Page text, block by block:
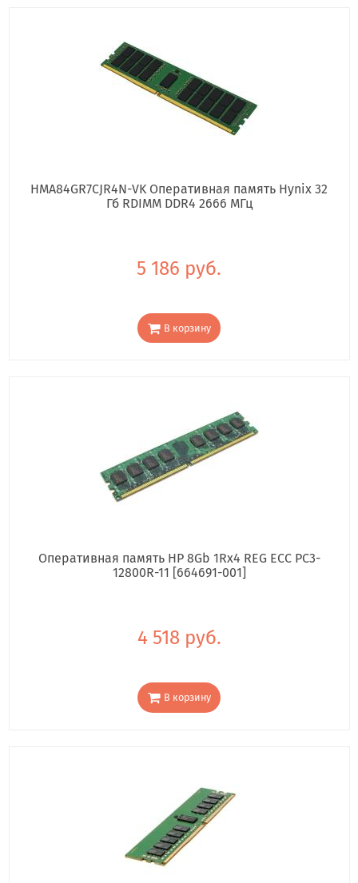
HMA84GR7CJR4N-VK Оперативная память Hynix 32
Гб RDIMM DDR4 2666 МГц
5 186 руб.
В корзину
Оперативная память HP 8Gb 1Rx4 REG ECC PC3-
12800R-11 [664691-001]
4 518 руб.
В корзину